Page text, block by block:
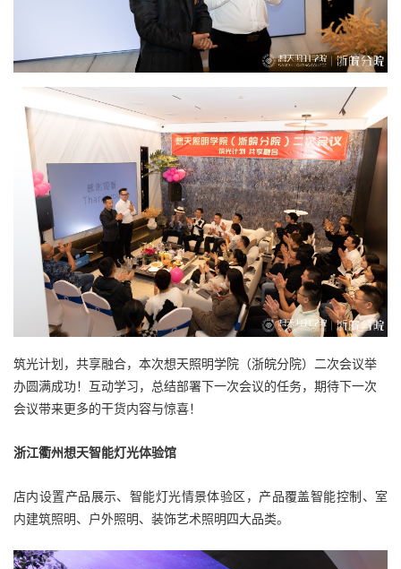
筑光计划，共享融合，本次想天照明学院（浙皖分院）二次会议举
办圆满成功！互动学习，总结部署下一次会议的任务，期待下一次
会议带来更多的干货内容与惊喜！
浙江衢州想天智能灯光体验馆
店内设置产品展示、智能灯光情景体验区，产品覆盖智能控制、室
内建筑照明、户外照明、装饰艺术照明四大品类。